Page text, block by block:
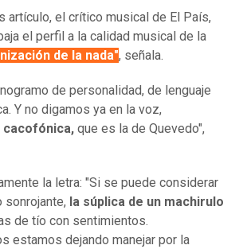
artículo, el crítico musical de El País,
el perfil a la calidad musical de la
de la nada", señala.
de personalidad, de lenguaje
Y no digamos ya en la voz,
cacofónica, que es la de Quevedo",
la letra: "Si se puede considerar
sonrojante, la súplica de un machirulo
de tío con sentimientos.
estamos dejando manejar por la